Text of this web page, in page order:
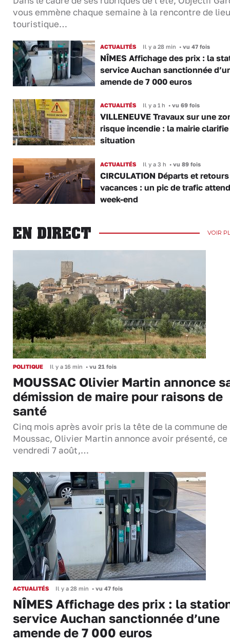
vous emmène chaque semaine à la rencontre de
touristique…
ACTUALITÉS Il y a 28 min •vu 47 fois
NÎMES Affichage des prix : la
service Auchan sanctionnée
amende de 7 000 euros
ACTUALITÉS Il y a 1 h •vu 69 fois
VILLENEUVE Travaux sur une
risque incendie : la mairie
situation
ACTUALITÉS Il y a 3 h •vu 89 fois
CIRCULATION Départs et
vacances : un pic de trafic
week-end
EN DIRECT VOIR
POLITIQUE Il y a 16 min • vu 21 fois
MOUSSAC Olivier Martin annonce
démission de maire pour raisons de
santé
Cinq mois après avoir pris la tête de la commune de
Moussac, Olivier Martin annonce avoir présenté, ce
vendredi 7 août,…
ACTUALITÉS Il y a 28 min • vu 47 fois
NÎMES Affichage des prix : la
service Auchan sanctionnée d’une
amende de 7 000 euros